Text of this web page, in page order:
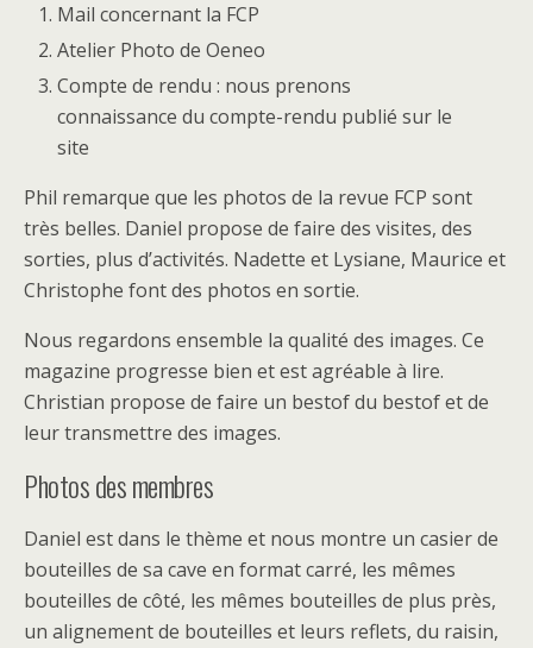
Mail concernant la FCP
Atelier Photo de Oeneo
Compte de rendu : nous prenons
connaissance du compte-rendu publié sur le
site
Phil remarque que les photos de la revue FCP sont
très belles. Daniel propose de faire des visites, des
sorties, plus d’activités. Nadette et Lysiane, Maurice et
Christophe font des photos en sortie.
Nous regardons ensemble la qualité des images. Ce
magazine progresse bien et est agréable à lire.
Christian propose de faire un bestof du bestof et de
leur transmettre des images.
Photos des membres
Daniel est dans le thème et nous montre un casier de
bouteilles de sa cave en format carré, les mêmes
bouteilles de côté, les mêmes bouteilles de plus près,
un alignement de bouteilles et leurs reflets, du raisin,